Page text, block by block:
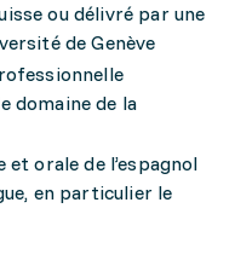
ou délivré par une
de Genève
domaine de la
orale de l’espagnol
en particulier le